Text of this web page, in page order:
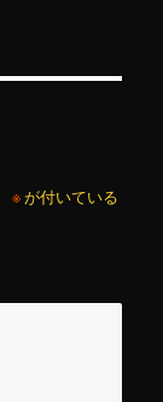
※が付いている